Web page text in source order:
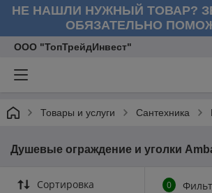
НЕ НАШЛИ НУЖНЫЙ ТОВАР?
ОБЯЗАТЕЛЬНО
ООО "ТопТрейдИнвест"
Товары и услуги Сантехника
Душевые ограждение и уголки
Сортировка 0